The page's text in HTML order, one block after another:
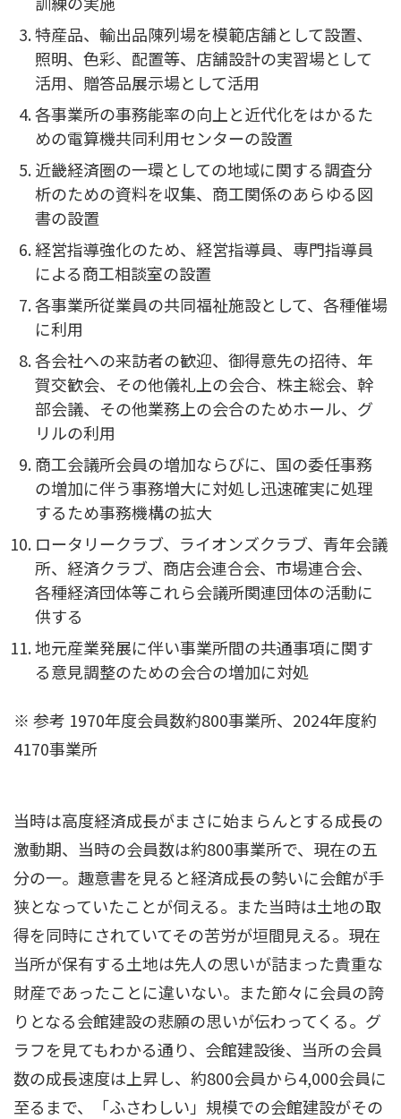
特産品、輸出品陳列場を模範店舗として設置、
照明、色彩、配置等、店舗設計の実習場として
活用、贈答品展示場として活用
各事業所の事務能率の向上と近代化をはかるた
めの電算機共同利用センターの設置
近畿経済圏の一環としての地域に関する調査分
析のための資料を収集、商工関係のあらゆる図
書の設置
経営指導強化のため、経営指導員、専門指導員
による商工相談室の設置
各事業所従業員の共同福祉施設として、各種催場
に利用
各会社への来訪者の歓迎、御得意先の招待、年
賀交歓会、その他儀礼上の会合、株主総会、幹
部会議、その他業務上の会合のためホール、グ
リルの利用
商工会議所会員の増加ならびに、国の委任事務
の増加に伴う事務増大に対処し迅速確実に処理
するため事務機構の拡大
ロータリークラブ、ライオンズクラブ、青年会議
所、経済クラブ、商店会連合会、市場連合会、
各種経済団体等これら会議所関連団体の活動に
供する
地元産業発展に伴い事業所間の共通事項に関す
る意見調整のための会合の増加に対処
※ 参考 1970年度会員数約800事業所、2024年度約
4170事業所
当時は高度経済成長がまさに始まらんとする成長の
激動期、当時の会員数は約800事業所で、現在の五
分の一。趣意書を見ると経済成長の勢いに会館が手
狭となっていたことが伺える。また当時は土地の取
得を同時にされていてその苦労が垣間見える。現在
当所が保有する土地は先人の思いが詰まった貴重な
財産であったことに違いない。また節々に会員の誇
りとなる会館建設の悲願の思いが伝わってくる。グ
ラフを見てもわかる通り、会館建設後、当所の会員
数の成長速度は上昇し、約800会員から4,000会員に
至るまで、「ふさわしい」規模での会館建設がその